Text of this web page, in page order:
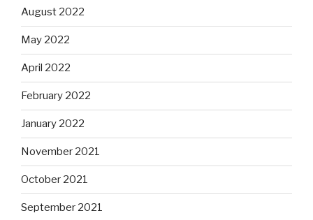
August 2022
May 2022
April 2022
February 2022
January 2022
November 2021
October 2021
September 2021